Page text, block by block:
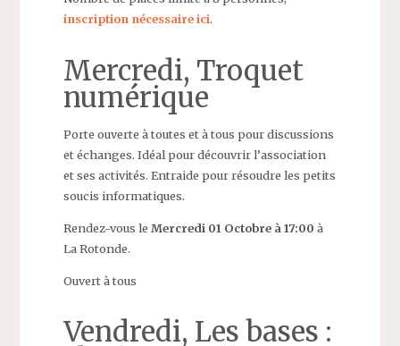
inscription nécessaire ici.
Mercredi, Troquet
numérique
Porte ouverte à toutes et à tous pour discussions
et échanges. Idéal pour découvrir l’association
et ses activités. Entraide pour résoudre les petits
soucis informatiques.
Rendez-vous le Mercredi 01 Octobre à 17:00 à
La Rotonde.
Ouvert à tous
Vendredi, Les bases :